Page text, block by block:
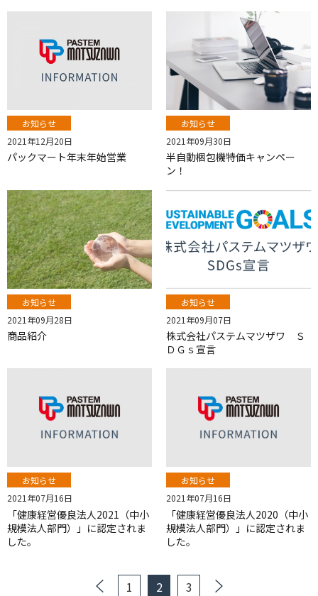
お知らせ
2021年12月20日
パックマート年末年始営業
お知らせ
2021年09月30日
半自動梱包機特価キャンペー
ン！
お知らせ
2021年09月28日
商品紹介
お知らせ
2021年09月07日
株式会社パステムマツザワ Ｓ
ＤＧｓ宣言
お知らせ
2021年07月16日
「健康経営優良法人2021（中小
規模法人部門）」に認定されま
した。
お知らせ
2021年07月16日
「健康経営優良法人2020（中小
規模法人部門）」に認定されま
した。
1 2 3